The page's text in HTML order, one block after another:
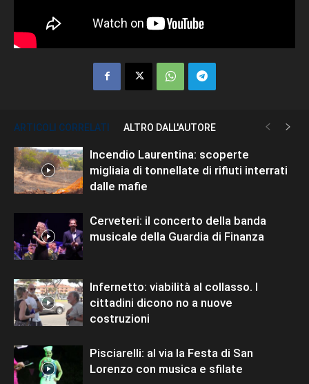
ARTICOLI CORRELATI ALTRO DALL'AUTORE
Incendio Laurentina: scoperte
migliaia di tonnellate di rifiuti interrati
dalle mafie
Cerveteri: il concerto della banda
musicale della Guardia di Finanza
Infernetto: viabilità al collasso. I
cittadini dicono no a nuove
costruzioni
Pisciarelli: al via la Festa di San
Lorenzo con musica e sfilate